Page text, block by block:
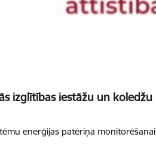
iestāžu un
enerģijas patēriņa